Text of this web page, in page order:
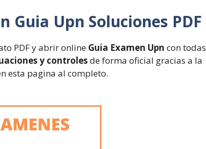
Guia Upn Soluciones PDF
PDF y abrir online Guia Examen Upn con todas
y controlesde forma oficial gracias a la
esta pagina al completo.